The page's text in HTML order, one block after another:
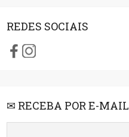
REDES SOCIAIS
✉ RECEBA POR E-MAIL